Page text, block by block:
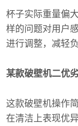
杯子实际重量偏
样的问题对用户
进行调整，减轻
某款破壁机二优
这款破壁机操作
在清洁上表现优